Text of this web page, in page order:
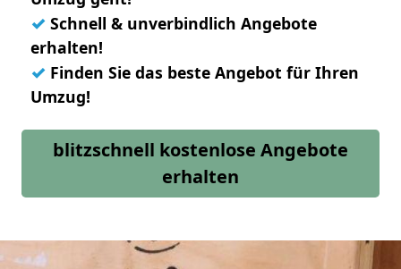
✓ Schnell & unverbindlich Angebote
erhalten!
✓ Finden Sie das beste Angebot für Ihren
Umzug!
blitzschnell kostenlose Angebote
erhalten